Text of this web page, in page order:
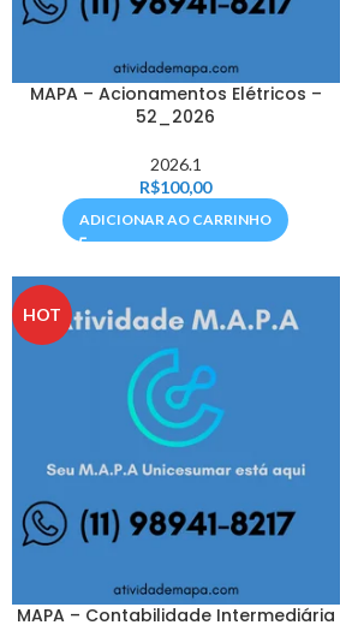
MAPA – Acionamentos Elétricos –
52_2026
2026.1
R$100,00
ADICIONAR AO CARRINHO
HOT
MAPA – Contabilidade Intermediária